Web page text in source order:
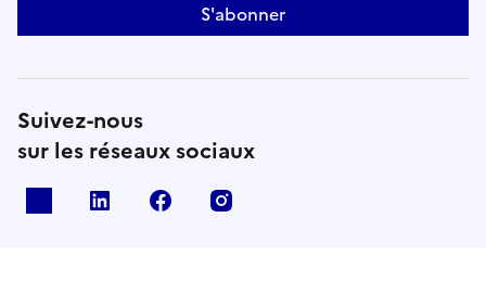
S'abonner
Suivez-nous
sur les réseaux sociaux
Linkedin Facebook